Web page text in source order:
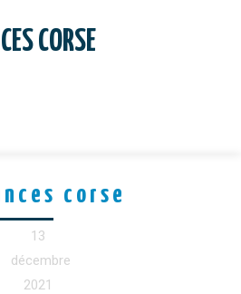
CORSE
corse
13
décembre
2021